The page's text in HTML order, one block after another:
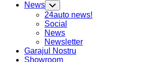
News Toggle
Child
Menu
24auto news!
Social
News
Newsletter
Current
Page
Garajul Nostru
Showroom